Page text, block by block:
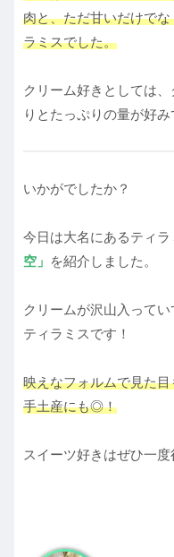
肉と、ただ甘いだけで
ラミスでした。
クリーム好きとしては
りとたっぷりの量が好み
いかがでしたか？
今日は大名にあるティ
空」 を紹介しました。
クリームが沢山入って
ティラミスです！
映えなフォルムで見た
手土産にも◎！
スイーツ好きはぜひ一